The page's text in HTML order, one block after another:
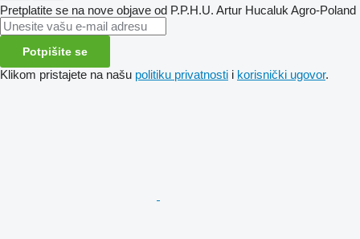
Pretplatite se na nove objave od P.P.H.U. Artur Hucaluk Agro-Poland
Potpišite se
Klikom pristajete na našu politiku privatnosti i korisnički ugovor.